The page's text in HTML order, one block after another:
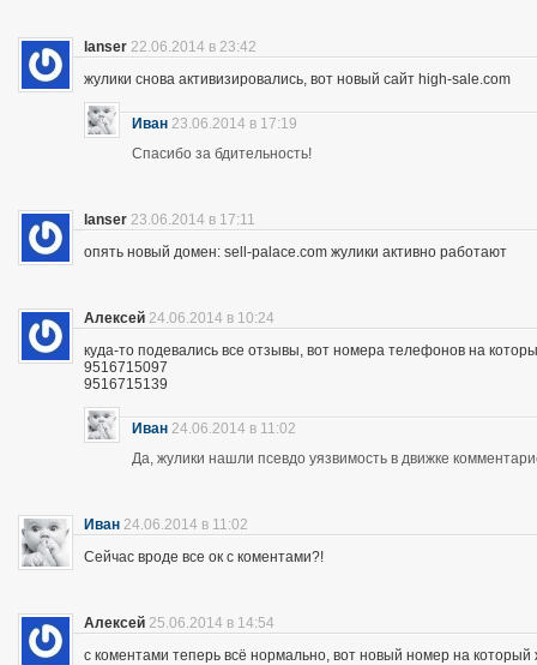
lanser 22.06.2014 в 23:42
жулики снова активизировались, вот новый сайт high-sale.com
Иван 23.06.2014 в 17:19
Спасибо за бдительность!
lanser 23.06.2014 в 17:11
опять новый домен: sell-palace.com жулики активно работают
Алексей 24.06.2014 в 10:24
куда-то подевались все отзывы, вот номера телефонов на
9516715097
9516715139
Иван 24.06.2014 в 11:02
Да, жулики нашли псевдо уязвимость в движке
Иван 24.06.2014 в 11:02
Сейчас вроде все ок с коментами?!
Алексей 25.06.2014 в 14:54
с коментами теперь всё нормально, вот новый номер на